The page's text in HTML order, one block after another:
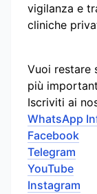
vigilanza e
cliniche
Vuoi restare
più
Iscriviti ai
WhatsApp
Facebook
Telegram
YouTube
Instagram